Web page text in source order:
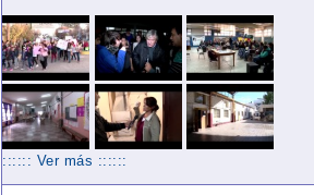
:::::: Ver más ::::::